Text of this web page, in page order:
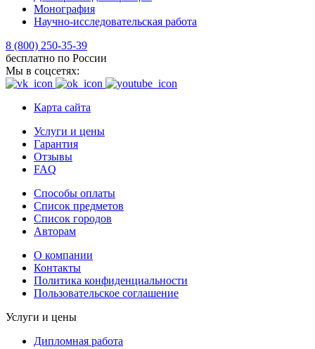
Монография
Научно-исследовательская работа
8 (800) 250-35-39
бесплатно по России
Мы в соцсетях:
Карта сайта
Услуги и цены
Гарантия
Отзывы
FAQ
Способы оплаты
Список предметов
Список городов
Авторам
О компании
Контакты
Политика конфиденциальности
Пользовательское соглашение
Услуги и цены
Дипломная работа